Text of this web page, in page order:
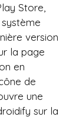
Store,
version
la page
en
de
une
sur la